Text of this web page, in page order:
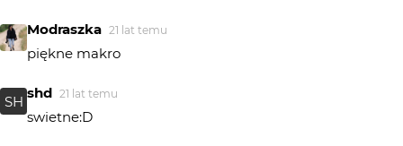
Modraszka 21 lat temu
piękne makro
SH
shd 21 lat temu
swietne:D